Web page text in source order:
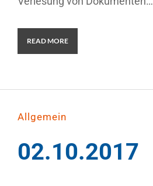
READ MORE
Allgemein
02.10.2017